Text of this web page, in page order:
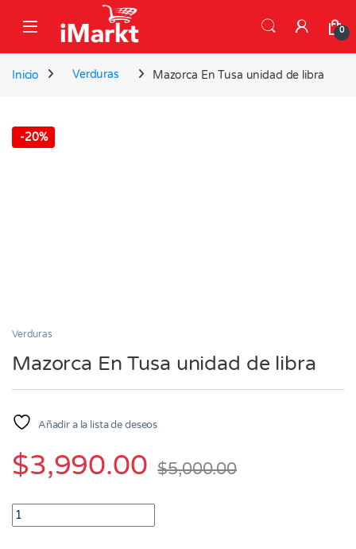
0
Inicio Verduras Mazorca En Tusa unidad de libra
-20%
Verduras
Mazorca En Tusa unidad de libra
Añadir a la lista de deseos
$3,990.00 $5,000.00
Mazorca En Tusa unidad de libra quantity